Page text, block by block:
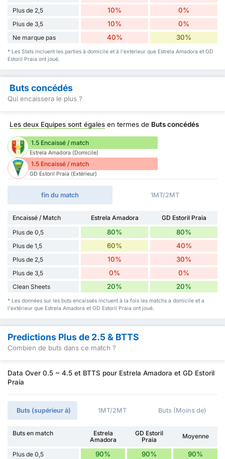
Plus de 2,5 10% 0%
Plus de 3,5 10% 0%
Ne marque pas 40% 30%
* Les Stats incluent les parties à domicile et à l'extérieur que Estrela Amadora et GD
Estoril Praia ont joué.
Buts concédés
Qui encaissera le plus ?
Les deux Equipes sont égales en termes de Buts concédés
1.5 Encaissé / match
Estrela Amadora (Domicile)
1.5 Encaissé / match
GD Estoril Praia (Extérieur)
fin du match 1MT/2MT
Encaissé / Match Estrela Amadora
GD Estoril Praia
Plus de 0,5
80% 80%
Plus de 1,5 60% 40%
Plus de 2,5 10% 30%
Plus de 3,5 0% 0%
Clean Sheets 20% 20%
* Les données sur les buts encaissés incluent à la fois les matchs a domicile et a
l'extérieur que Estrela Amadora et GD Estoril Praia ont joué.
Predictions Plus de 2.5 & BTTS
Combien de buts dans ce match ?
Data Over 0.5 ~ 4.5 et BTTS pour Estrela Amadora et GD Estoril
Praia
Buts (supérieur à) 1MT/2MT Buts (Moins de)
Buts en match
Estrela
Amadora
GD Estoril
Praia
Moyenne
Plus de 0,5 90% 90% 90%